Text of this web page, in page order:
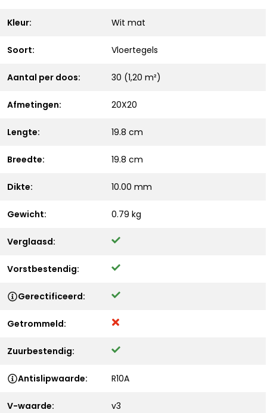
Kleur: Wit mat
Soort: Vloertegels
Aantal per doos: 30 (1,20 m²)
Afmetingen: 20X20
Lengte: 19.8 cm
Breedte: 19.8 cm
Dikte: 10.00 mm
Gewicht: 0.79 kg
Verglaasd:
Vorstbestendig:
Gerectificeerd:
Getrommeld:
Zuurbestendig:
Antislipwaarde: R10A
V-waarde: v3